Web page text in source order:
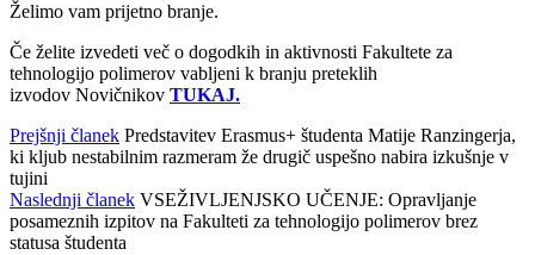
Želimo vam prijetno branje.
Če želite izvedeti več o dogodkih in aktivnosti Fakultete za
tehnologijo polimerov vabljeni k branju preteklih
izvodov Novičnikov TUKAJ.
Prejšnji članek Predstavitev Erasmus+ študenta Matije Ranzingerja,
ki kljub nestabilnim razmeram že drugič uspešno nabira izkušnje v
tujini
Naslednji članek VSEŽIVLJENJSKO UČENJE: Opravljanje
posameznih izpitov na Fakulteti za tehnologijo polimerov brez
statusa študenta